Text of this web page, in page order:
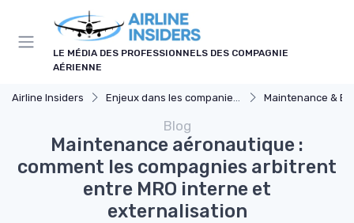
LE MÉDIA DES PROFESSIONNELS DES COMPAGNIE
AÉRIENNE
Airline Insiders Enjeux dans les companies d'aviation Maintenance &
Blog
Maintenance aéronautique :
comment les compagnies arbitrent
entre MRO interne et
externalisation
Panneau de gestion des cookies